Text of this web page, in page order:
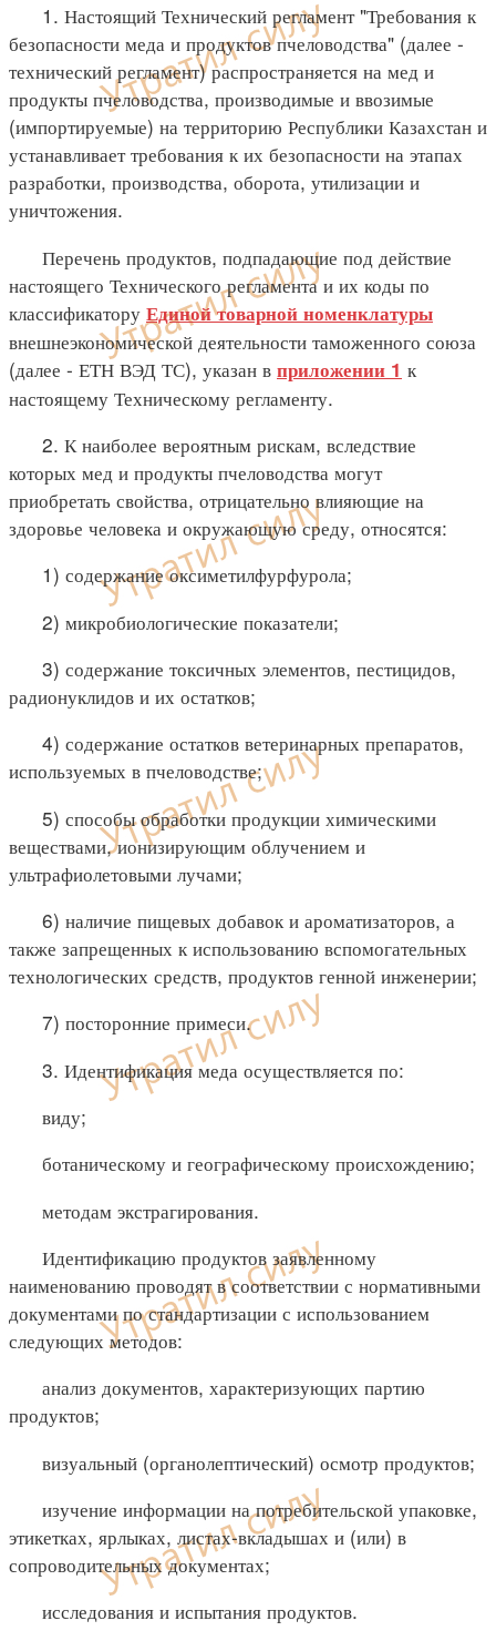
1. Настоящий Технический регламент "Требования к
безопасности меда и продуктов пчеловодства" (далее -
технический регламент) распространяется на мед и
продукты пчеловодства, производимые и ввозимые
(импортируемые) на территорию Республики Казахстан и
устанавливает требования к их безопасности на этапах
разработки, производства, оборота, утилизации и
уничтожения.
Перечень продуктов, подпадающие под действие
настоящего Технического регламента и их коды по
классификатору Единой товарной номенклатуры
внешнеэкономической деятельности таможенного союза
(далее - ЕТН ВЭД ТС), указан в приложении 1 к
настоящему Техническому регламенту.
2. К наиболее вероятным рискам, вследствие
которых мед и продукты пчеловодства могут
приобретать свойства, отрицательно влияющие на
здоровье человека и окружающую среду, относятся:
1) содержание оксиметилфурфурола;
2) микробиологические показатели;
3) содержание токсичных элементов, пестицидов,
радионуклидов и их остатков;
4) содержание остатков ветеринарных препаратов,
используемых в пчеловодстве;
5) способы обработки продукции химическими
веществами, ионизирующим облучением и
ультрафиолетовыми лучами;
6) наличие пищевых добавок и ароматизаторов, а
также запрещенных к использованию вспомогательных
технологических средств, продуктов генной инженерии;
7) посторонние примеси.
3. Идентификация меда осуществляется по:
виду;
ботаническому и географическому происхождению;
методам экстрагирования.
Идентификацию продуктов заявленному
наименованию проводят в соответствии с нормативными
документами по стандартизации с использованием
следующих методов:
анализ документов, характеризующих партию
продуктов;
визуальный (органолептический) осмотр продуктов;
изучение информации на потребительской упаковке,
этикетках, ярлыках, листах-вкладышах и (или) в
сопроводительных документах;
исследования и испытания продуктов.